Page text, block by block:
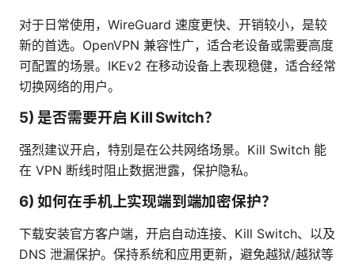
对于日常使用，WireGuard 速度更快、开销较小，是较
新的首选。OpenVPN 兼容性广，适合老设备或需要高度
可配置的场景。IKEv2 在移动设备上表现稳健，适合经常
切换网络的用户。
5) 是否需要开启 Kill Switch？
强烈建议开启，特别是在公共网络场景。Kill Switch 能
在 VPN 断线时阻止数据泄露，保护隐私。
6) 如何在手机上实现端到端加密保护？
下载安装官方客户端，开启自动连接、Kill Switch、以及
DNS 泄漏保护。保持系统和应用更新，避免越狱/越狱等